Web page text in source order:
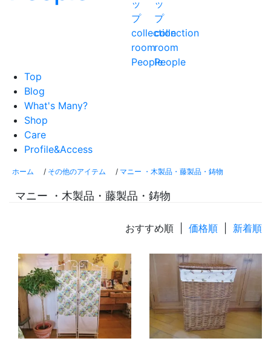
Top
Blog
What's Many?
Shop
Care
Profile&Access
ホーム / その他のアイテム / マニー ・木製品・藤製品・鋳物
マニー ・木製品・藤製品・鋳物
おすすめ順 | 価格順 新着順